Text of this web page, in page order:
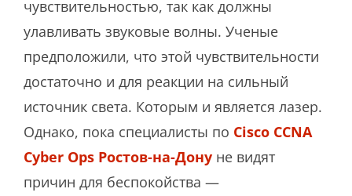
чувствительностью, так как должны
улавливать звуковые волны. Ученые
предположили, что этой чувствительности
достаточно и для реакции на сильный
источник света. Которым и является лазер.
Однако, пока специалисты по Cisco CCNA
Cyber Ops Ростов-на-Дону не видят
причин для беспокойства —